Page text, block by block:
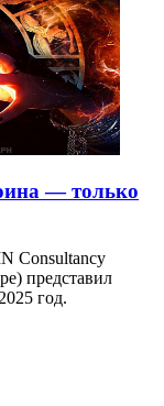
— только
Consultancy
представил
год.